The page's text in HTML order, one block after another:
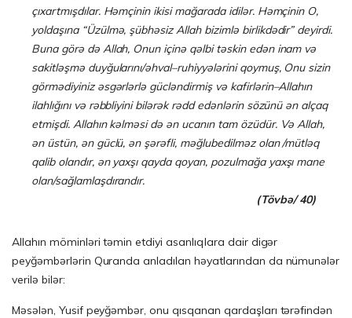
çıxartmışdılar. Həmçinin ikisi mağarada idilər. Həm­çinin O,
yoldaşına “Üzülmə, şübhəsiz Allah bizimlə birlikdədir” deyirdi.
Buna gö­rə də Allah, Onun içinə qəlbi təskin edən inam və
sakitləşmə duy­ğu­larını/əhval–ruhiyyələrini qoymuş, Onu sizin
görmədiyiniz əsgərlərlə güclən­dir­miş və kafirlərin–Allahın
ilahlığını və rəbbliyini bilərək rədd edənlərin sözünü ən alçaq
etmişdi. Allahın kəlməsi də ən ucanın tam özüdür. Və Allah,
ən üstün, ən güclü, ən şərəfli, məğlubedilməz olan /mütləq
qalib olandır, ən yaxşı qayda qoyan, pozulmağa yaxşı mane
olan/sağlamlaşdırandır.
(Tövbə/ 40)
Allahın möminləri təmin etdiyi asanlıqlara dair digər
peyğəmbərlərin Quranda anladılan həyatlarından da nümunələr
verilə bilər:
Məsələn, Yusif peyğəmbər, onu qısqanan qardaşları tərəfindən